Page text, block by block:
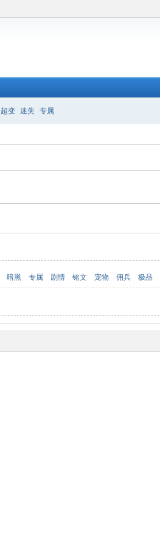
超变 迷失 专属
暗黑 专属 剧情 铭文 宠物 佣兵 极品